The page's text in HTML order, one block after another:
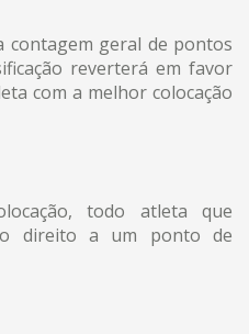
contagem geral de pontos
reverterá em favor
com a melhor colocação
todo atleta que
direito a um ponto de